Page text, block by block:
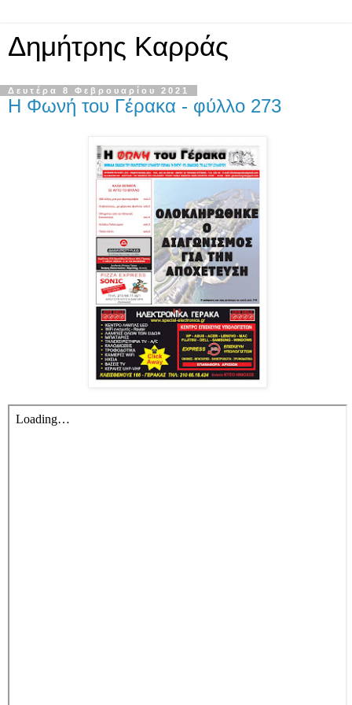
Δημήτρης Καρράς
Δευτέρα 8 Φεβρουαρίου 2021
Η Φωνή του Γέρακα - φύλλο 273